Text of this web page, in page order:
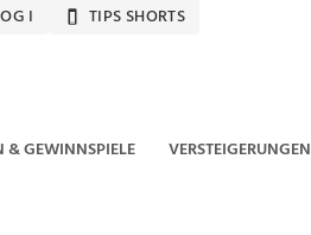
I TIPS SHORTS
& GEWINNSPIELE VERSTEIGERUNGEN